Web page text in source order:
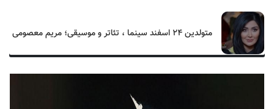
متولدین ۲۴ اسفند سینما ، تئاتر و موسیقی؛ مریم معصومی